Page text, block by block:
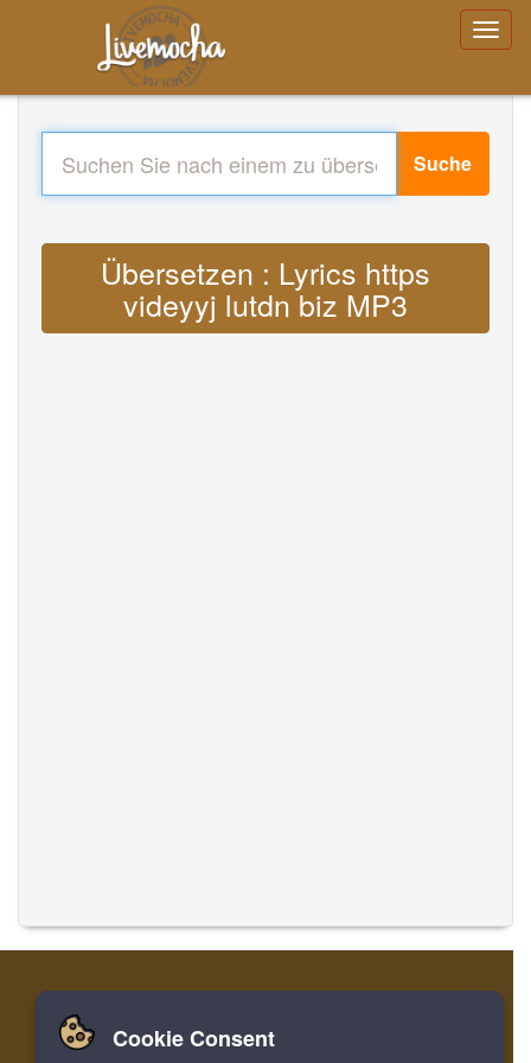
Suche
Übersetzen : Lyrics https
videyyj lutdn biz MP3
Zuhause Einloggen
Cookie Consent